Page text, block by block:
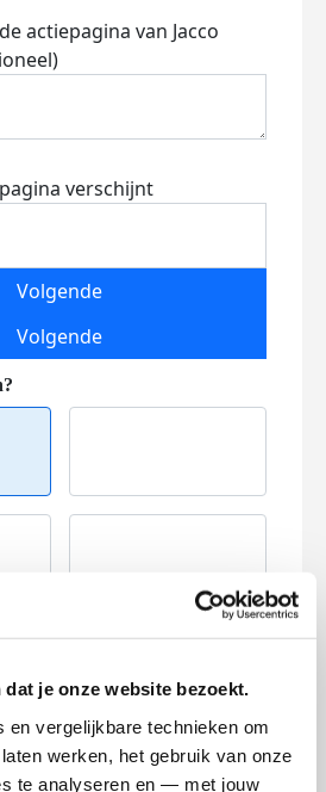
dat je onze website bezoekt.
en vergelijkbare technieken om
werken, het gebruik van onze
te analyseren en — met jouw
actiepagina van Jacco
verschijnt
Volgende
Volgende